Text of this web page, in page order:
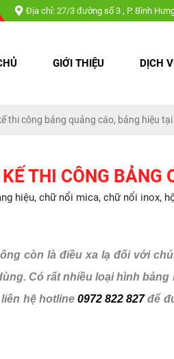
bảng hiệu, chữ nổi mica, chữ nổi
Địa chỉ: 27/3 đường số 3 , P. Bình
GIỚI THIỆU DỊCH
thi công bảng quảng cáo, bảng hiệu tại
THI CÔNG BẢNG
hiệu, chữ nổi mica, chữ nổi inox,
còn là điều xa lạ đối với
Có rất nhiều loại hình
hệ hotline 0972 822 827để